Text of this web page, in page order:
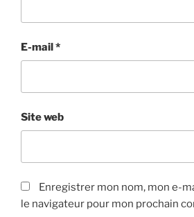
E-mail*
Site web
Enregistrer mon nom, mon e-
le navigateur pour mon prochain